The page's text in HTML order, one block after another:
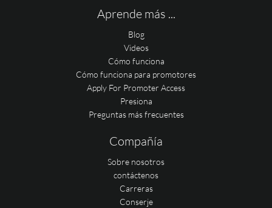
Aprende más ...
Blog
Videos
Cómo funciona
Cómo funciona para promotores
Apply For Promoter Access
Presiona
Preguntas más frecuentes
Compañía
Sobre nosotros
contáctenos
Carreras
Conserje